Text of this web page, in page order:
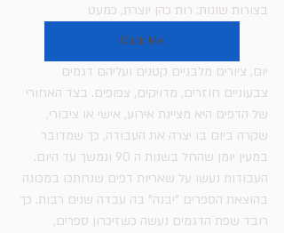
בצורות שונות: רות כהן יוצרת, כמעט
Click Me
יום, ציורים מלבניים קטנים ועליהם דגמים
צבעוניים חוזרים, מדויקים, צפופים. בצד האחורי
של הדפים היא מציינת אירוע, אישי או ציבורי,
שקרה ביום בו יצרה את העבודה, כך שמדובר
במעין יומן שהחל בשנות ה 90 ונמשך עד היום.
העבודות נעשו על שאריות דפים שנחתכו במכונה
בהוצאת הספרים "יבנה" בה עבדה שנים רבות. כך
רובד שפת הדגמים נעשה כשזיכרון ספרים,